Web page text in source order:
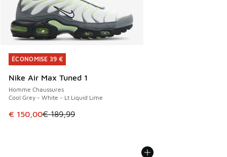
ÉCONOMISE 39 €
Nike Air Max Tuned 1
Homme Chaussures
Cool Grey - White - Lt Liquid Lime
Cet article est en promotion. Prix en baisse de € 189,99 à
€ 150,00€ 189,99
ÉCONOMISE 39 €